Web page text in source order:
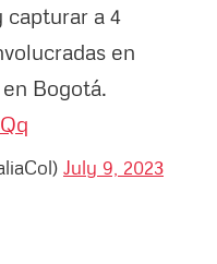
a 4
en
Bogotá.
July 9, 2023